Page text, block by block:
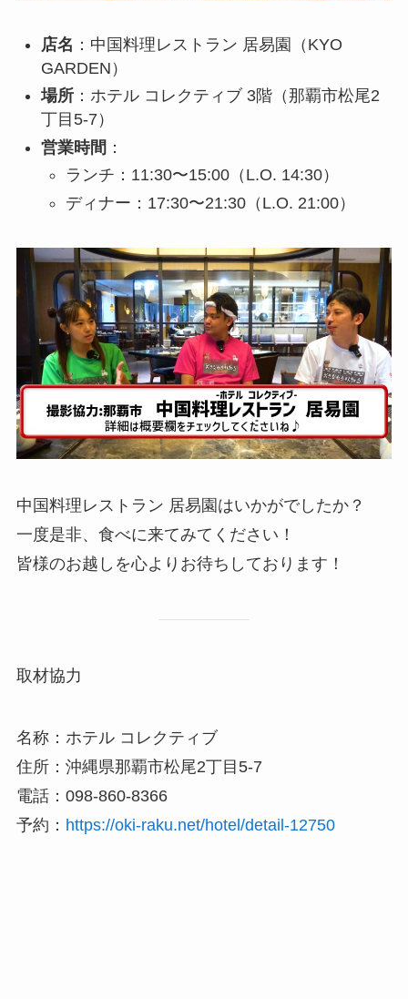
店名 ：中国料理レストラン 居易園（KYO
GARDEN）
場所：ホテル コレクティブ 3階（那覇市松尾2
丁目5-7）
営業時間 ：
ランチ：11:30〜15:00（L.O. 14:30）
ディナー：17:30〜21:30（L.O. 21:00）
中国料理レストラン 居易園はいかがでしたか？
一度是非、食べに来てみてください！
皆様のお越しを心よりお待ちしております！
取材協力
名称：ホテル コレクティブ
住所：沖縄県那覇市松尾2丁目5-7
電話：098-860-8366
予約： https://oki-raku.net/hotel/detail-12750